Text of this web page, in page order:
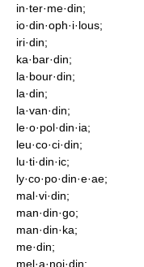
in·ter·me·din;
io·din·oph·i·lous;
iri·din;
ka·bar·din;
la·bour·din;
la·din;
la·van·din;
le·o·pol·din·ia;
leu·co·ci·din;
lu·ti·din·ic;
ly·co·po·din·e·ae;
mal·vi·din;
man·din·go;
man·din·ka;
me·din;
mel·a·noi·din;